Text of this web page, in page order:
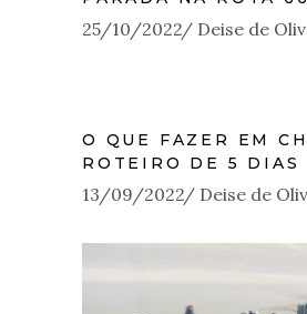
25/10/2022 Deise de
O QUE FAZER EM
ROTEIRO DE 5 DIAS
13/09/2022 Deise de